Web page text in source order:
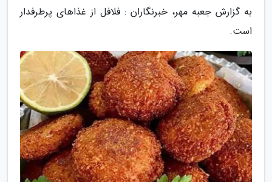
به گزارش جعبه مهر، خبرنگاران : فلافل از غذاهای پرطرفدار
است.